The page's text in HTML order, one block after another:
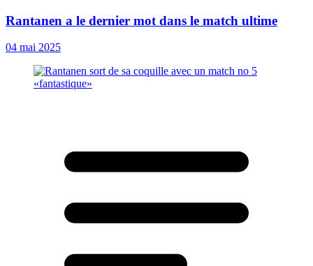
Rantanen a le dernier mot dans le match ultime
04 mai 2025